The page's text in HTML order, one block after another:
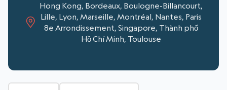
Hong Kong, Bordeaux, Boulogne-Billancourt,
Lille, Lyon, Marseille, Montréal, Nantes, Paris
8e Arrondissement, Singapore, Thành phố
Hồ Chí Minh, Toulouse